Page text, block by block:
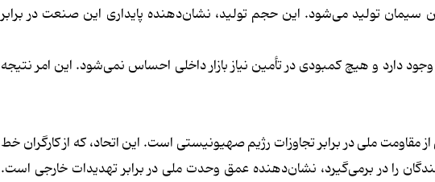
وقفه فعال هستند و روزانه حدود 180 هزار تن سیمان تولید می‌شود. این حجم تولید، نشان‌دهنده پایداری این صنعت در برابر
وجود دارد و هیچ کمبودی در تأمین نیاز بازار داخلی احساس نمی‌شود. این امر نتیجه
ملی در برابر تجاوزات رژیم صهیونیستی است. این اتحاد، که از کارگران خط
را در برمی‌گیرد، نشان‌دهنده عمق وحدت ملی در برابر تهدیدات خارجی است.